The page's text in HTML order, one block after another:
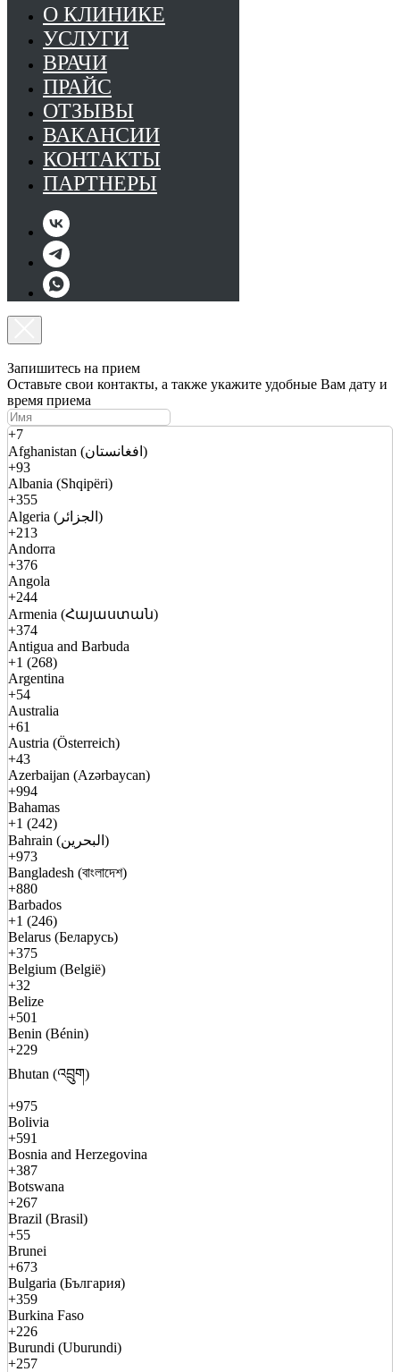
О КЛИНИКЕ
УСЛУГИ
ВРАЧИ
ПРАЙС
ОТЗЫВЫ
ВАКАНСИИ
КОНТАКТЫ
ПАРТНЕРЫ
Запишитесь на прием
Оставьте свои контакты, а также укажите удобные Вам дату и
время приема
+7
Afghanistan (افغانستان)
+93
Albania (Shqipëri)
+355
Algeria (الجزائر)
+213
Andorra
+376
Angola
+244
Armenia (Հայաստան)
+374
Antigua and Barbuda
+1 (268)
Argentina
+54
Australia
+61
Austria (Österreich)
+43
Azerbaijan (Azərbaycan)
+994
Bahamas
+1 (242)
Bahrain (البحرين)
+973
Bangladesh (বাংলাদেশ)
+880
Barbados
+1 (246)
Belarus (Беларусь)
+375
Belgium (België)
+32
Belize
+501
Benin (Bénin)
+229
Bhutan (འབྲུག)
+975
Bolivia
+591
Bosnia and Herzegovina
+387
Botswana
+267
Brazil (Brasil)
+55
Brunei
+673
Bulgaria (България)
+359
Burkina Faso
+226
Burundi (Uburundi)
+257